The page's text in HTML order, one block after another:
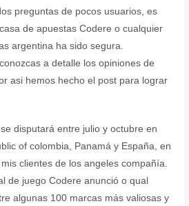
preguntas de pocos usuarios, es
de apuestas Codere o cualquier
argentina ha sido segura.
a detalle los opiniones de
asi hemos hecho el post para lograr
disputará entre julio y octubre en
of colombia, Panamá y España, en
clientes de los angeles compañía.
de juego Codere anunció o qual
algunas 100 marcas más valiosas y